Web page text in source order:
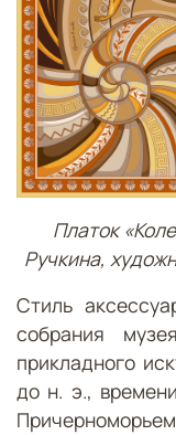
Платок
Ручкина,
Стиль
собрания
прикладного
до н. э.,